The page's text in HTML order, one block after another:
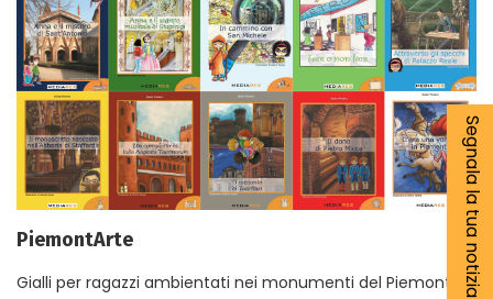
PiemontArte
Gialli per ragazzi ambientati nei monumenti del Piemonte Segnala la tua notizia